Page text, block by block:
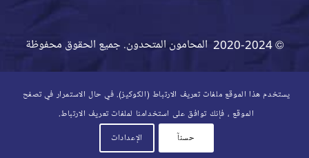
© 2020-2024 المحامون المتحدون. جميع الحقوق محفوظة
يستخدم هذا الموقع ملفات تعريف الارتباط (الكوكيز). في حال الاستمرار في تصفح
الموقع ، فإنك توافق على استخدامنا لملفات تعريف الارتباط.
حسنآ الإعدادات